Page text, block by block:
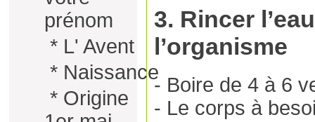
prénom
* L' Avent
* Naissance
* Origine
3. Rincer
l’organisme
- Boire de 4 à 6
- Le corps à